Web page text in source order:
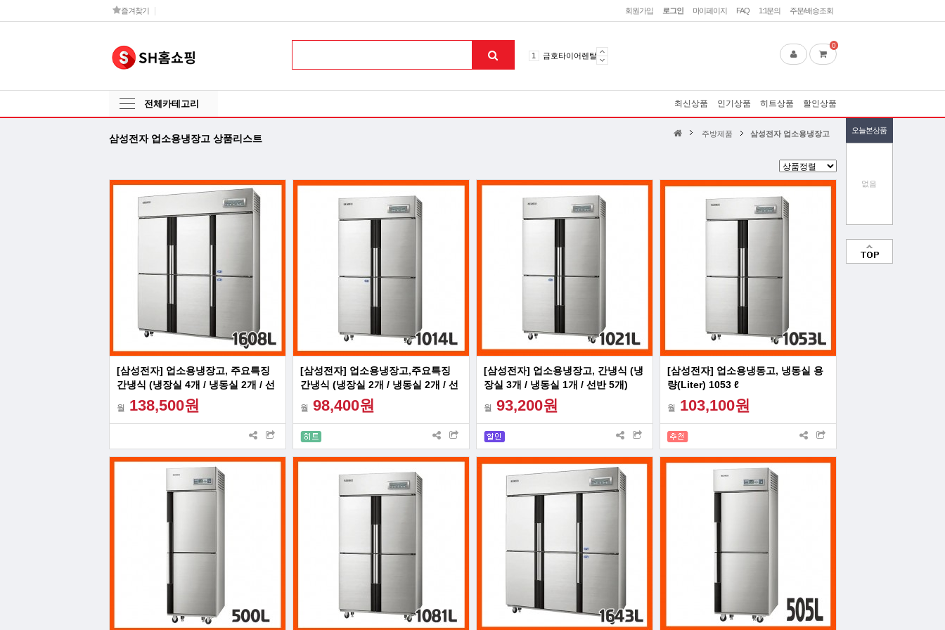
회원가입 로그인 마이페이지 FAQ 1:1문의 주문/배송조회
즐겨찾기
1 금호타이어렌탈
3 라파402
8 무주천마
9 자동케겔운동기구
토션파장기
0
전체카테고리 최신상품 인기상품 히트상품 할인상품
삼성전자 업소용냉장고 상품리스트
오늘본상품
없음
주방제품 삼성전자 업소용냉장고
[삼성전자] 업소용냉장고, 주요특징
간냉식 (냉장실 4개 / 냉동실 2개 / 선
반 9개
월 138,500원
[삼성전자] 업소용냉장고,주요특징
간냉식 (냉장실 2개 / 냉동실 2개 / 선
반 6개)
월 98,400원
[삼성전자] 업소용냉장고, 간냉식 (냉
장실 3개 / 냉동실 1개 / 선반 5개)
월 93,200원
[삼성전자] 업소용냉동고, 냉동실 용
량(Liter) 1053 ℓ
월 103,100원